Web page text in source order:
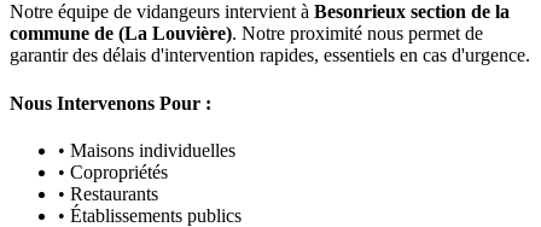
Notre équipe de vidangeurs intervient à Besonrieux section de la
commune de (La Louvière). Notre proximité nous permet de
garantir des délais d'intervention rapides, essentiels en cas d'urgence.
Nous Intervenons Pour :
• Maisons individuelles
• Copropriétés
• Restaurants
• Établissements publics